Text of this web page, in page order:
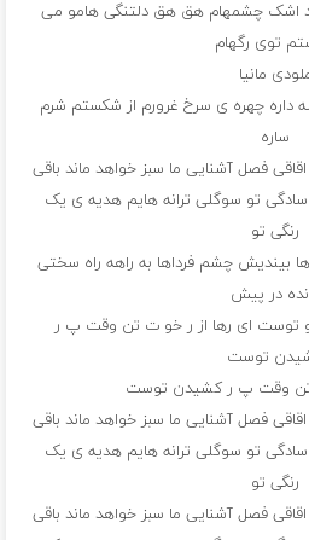
اشک چشمهام هق هق دلتنگی هامو می
توی رگهام
مانیا
داره چهره ی سرخ غرورم از شکستم شرم
ساره
فصل آشنایی ما سبز خواهد ماند باقی
تو سوگلی ترانه هایم هدیه ی یک
رنگی تو
بیندیش چشم فرداها به راهه راه سختی
در پیش
و توست ای رها از ر خو ت تن وقت پ ر
توست
تن وقت پ ر کشیدن توست
فصل آشنایی ما سبز خواهد ماند باقی
تو سوگلی ترانه هایم هدیه ی یک
رنگی تو
فصل آشنایی ما سبز خواهد ماند باقی